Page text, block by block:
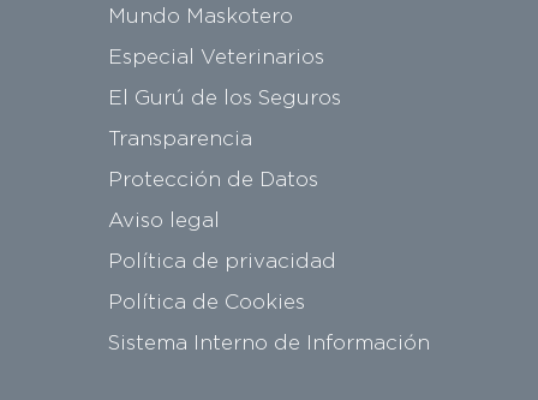
Mundo Maskotero
Especial Veterinarios
El Gurú de los Seguros
Transparencia
Protección de Datos
Aviso legal
Política de privacidad
Política de Cookies
Sistema Interno de Información